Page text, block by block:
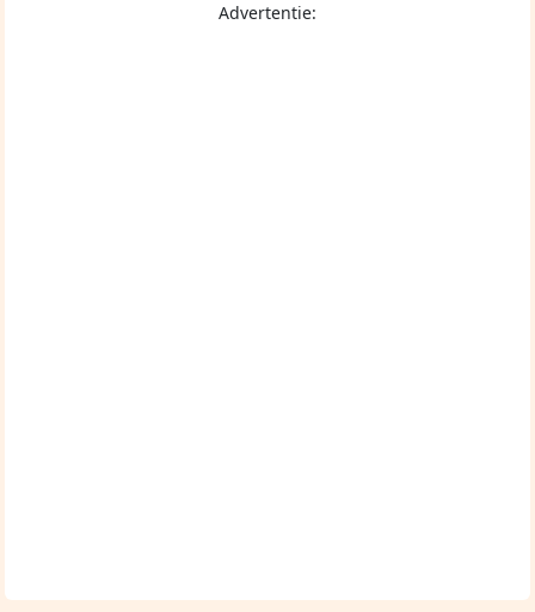
Advertentie: